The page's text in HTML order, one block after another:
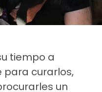
tiempo a
para curarlos,
un